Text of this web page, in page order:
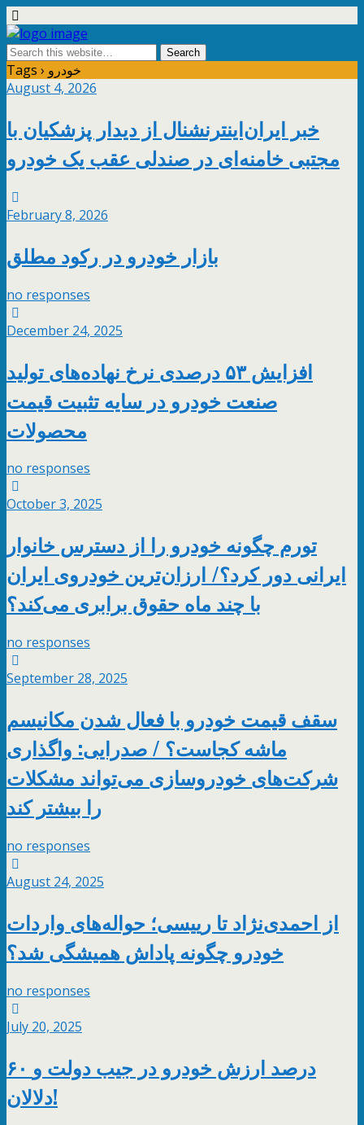
Tags › خودرو
August 4, 2026
خبر ایران‌اینترنشنال از دیدار پزشکیان با
مجتبی خامنه‌ای در صندلی عقب یک خودرو
February 8, 2026
بازار خودرو در رکود مطلق
no responses
December 24, 2025
افزایش ۵۳ درصدی نرخ نهاده‌های تولید
صنعت خودرو در سایه تثبیت قیمت
محصولات
no responses
October 3, 2025
تورم چگونه خودرو را از دسترس خانوار
ایرانی دور کرد؟/ ارزان‌ترین خودروی ایران
با چند ماه حقوق برابری می‌کند؟
no responses
September 28, 2025
سقف قیمت خودرو با فعال شدن مکانیسم
ماشه کجاست؟ / صدرایی: واگذاری
شرکت‌های خودروسازی می‌تواند مشکلات
را بیشتر کند
no responses
August 24, 2025
از احمدی‌نژاد تا رییسی؛ حواله‌های واردات
خودرو چگونه پاداش همیشگی شد؟
no responses
July 20, 2025
۶۰ درصد ارزش خودرو در جیب دولت و
دلالان!